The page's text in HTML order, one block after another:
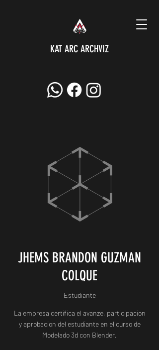
KAT ARC ARCHVIZ
JHEMS BRANDON GUZMAN
COLQUE
Estudiante
La empresa certifica el avanze, participacion
y aprobacion del estudiante en el curso de
Modelado 3d con Blender.